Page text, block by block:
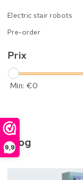
9,9
Electric stair robots
Pre-order
Prix
Min: €0
Blog